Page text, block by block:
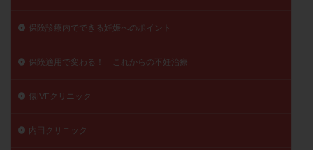
保険診療内でできる妊娠へのポイント
保険適用で変わる！ これからの不妊治療
俵IVFクリニック
内田クリニック